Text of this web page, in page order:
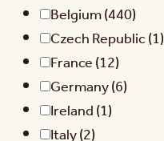
Belgium(440)
Czech Republic(1)
France(12)
Germany(6)
Ireland(1)
Italy(2)